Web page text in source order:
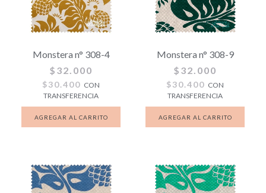
Monstera n° 308-4
$32.000
$30.400 CON
TRANSFERENCIA
Monstera n° 308-9
$32.000
$30.400 CON
TRANSFERENCIA